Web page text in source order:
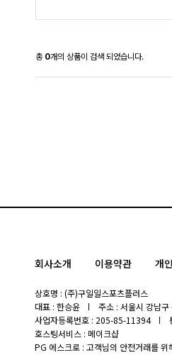
총 0개의 상품이 검색 되었습니다.
회사소개 이용약관 개
상호명 : (주)구일일스포츠플러스
대표 : 한승윤
주소 : 서울시 강남
사업자등록번호 : 205-85-11394
호스팅서비스 : 메이크샵
PG 에스크로 : 고객님의 안전거래를